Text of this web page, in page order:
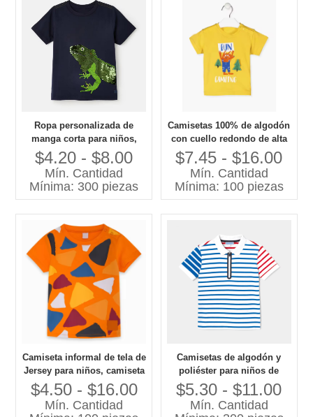
Ropa personalizada de
manga corta para niños,
camiseta de 12 años de
Color negro, camiseta con
gráfico de lagarto bordado
con lentejuelas
$4.20 - $8.00
Mín. Cantidad
Mínima: 300 piezas
Camisetas 100% de algodón
con cuello redondo de alta
calidad para niños, Jersey
informal con estampado de
animales, transpirable y de
secado rápido, de talla
$7.45 - $16.00
Mín. Cantidad
Mínima: 100 piezas
Camiseta informal de tela de
Jersey para niños, camiseta
informal de algodón de alta
calidad para niños
$4.50 - $16.00
Mín. Cantidad
Camisetas de algodón y
poliéster para niños de
Guangzhou, polos con
logotipo personalizado,
camisetas y polos para
$5.30 - $11.00
Mín. Cantidad